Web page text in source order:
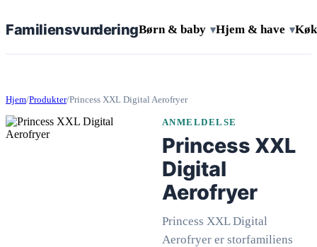
FamiliensvurderingBørn & baby ▾Hjem & have ▾
Hjem/Produkter/Princess XXL Digital Aerofryer
ANMELDELSE
Princess XXL
Digital
Aerofryer
Princess XXL Digital
Aerofryer er storfamiliens